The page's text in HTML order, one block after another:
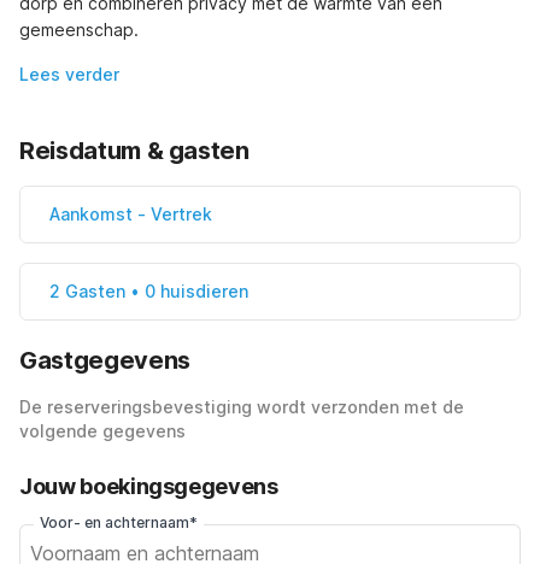
gemeenschap.
Lees verder
Reisdatum & gasten
Aankomst - Vertrek
2 Gasten • 0 huisdieren
Gastgegevens
De reserveringsbevestiging wordt verzonden met de
volgende gegevens
Jouw boekingsgegevens
Voor- en achternaam*